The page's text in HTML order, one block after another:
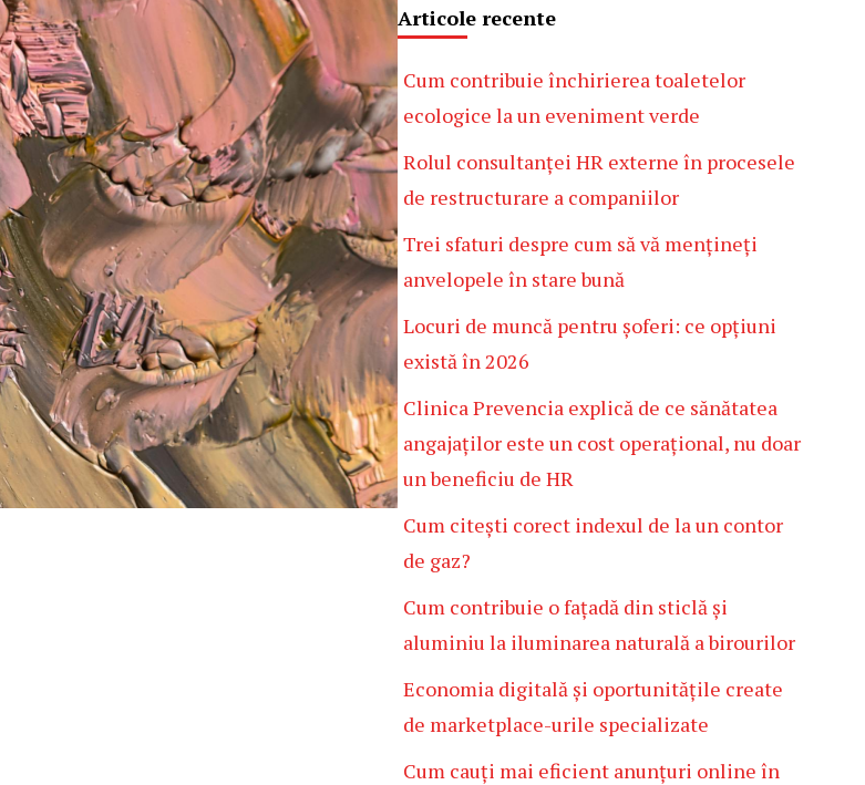
Articole recente
Cum contribuie închirierea toaletelor
ecologice la un eveniment verde
Rolul consultanței HR externe în procesele
de restructurare a companiilor
Trei sfaturi despre cum să vă mențineți
anvelopele în stare bună
Locuri de muncă pentru șoferi: ce opțiuni
există în 2026
Clinica Prevencia explică de ce sănătatea
angajaților este un cost operațional, nu doar
un beneficiu de HR
Cum citești corect indexul de la un contor
de gaz?
Cum contribuie o fațadă din sticlă și
aluminiu la iluminarea naturală a birourilor
Economia digitală și oportunitățile create
de marketplace-urile specializate
Cum cauți mai eficient anunțuri online în